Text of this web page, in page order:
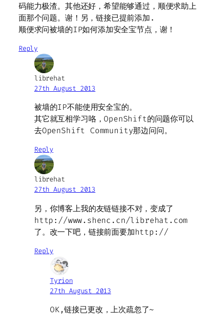
码能力极渣。其他还好，希望能够通过，顺便求助上
面那个问题。谢！另，链接已提前添加.
顺便求问被墙的IP如何添加安全宝节点，谢！
Reply
librehat
27th August 2013
被墙的IP不能使用安全宝的。
其它就互相学习咯，OpenShift的问题你可以
去OpenShift Community那边问问。
Reply
librehat
27th August 2013
另，你博客上我的友链链接不对，变成了
http://www.shenc.cn/librehat.com
了。改一下吧，链接前面要加http://
Reply
Tyrion
27th August 2013
OK,链接已更改，上次疏忽了~